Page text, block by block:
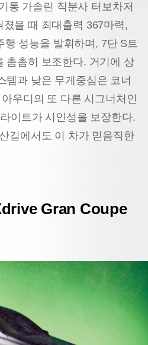
통 가솔린 직분사 터보차저
을 때 최대출력 367마력,
행 성능을 발휘하며, 7단 S트
촘촘히 보조한다. 거기에 상
템과 낮은 무게중심은 코너
우디의 또 다른 시그너처인
이트가 시인성을 보장한다.
길에서도 이 차가 믿음직한
Gran Coupe